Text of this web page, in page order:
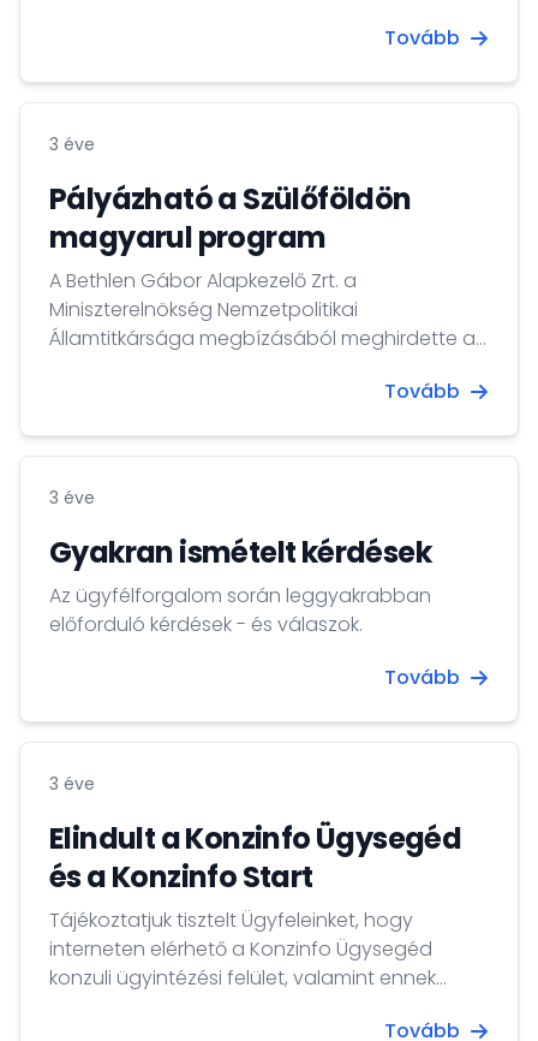
programot, aminek keretében a szervezők
Muravidék és Őrvidék magyar ajkú hallgatóit.
Tovább
3 éve
Pályázható a Szülőföldön
magyarul program
A Bethlen Gábor Alapkezelő Zrt. a
Miniszterelnökség Nemzetpolitikai
Államtitkársága megbízásából meghirdette a
vonatkozó felhívást a nevelési, oktatási,
illetve hallgatói támogatásra vonatkozó
2022/2023-as tanévre. Beadási határidő: 2023.
május 24.
Tovább
3 éve
Gyakran ismételt kérdések
Az ügyfélforgalom során leggyakrabban
előforduló kérdések - és válaszok.
Tovább
3 éve
Elindult a Konzinfo Ügysegéd
és a Konzinfo Start
Tájékoztatjuk tisztelt Ügyfeleinket, hogy
interneten elérhető a Konzinfo Ügysegéd
konzuli ügyintézési felület, valamint ennek
Tovább